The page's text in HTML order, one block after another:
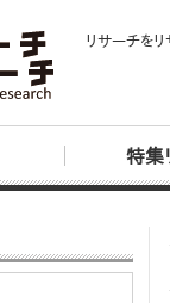
リサーチを
特集